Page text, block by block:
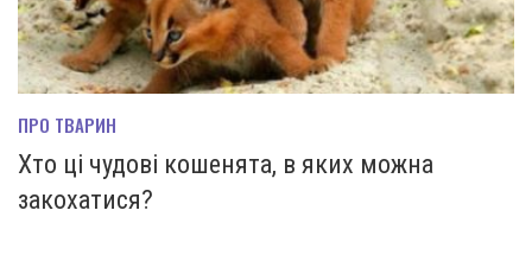
ПРО ТВАРИН
Хто ці чудові кошенята, в яких можна
закохатися?